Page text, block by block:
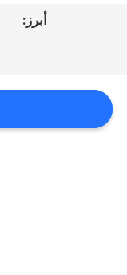
خريطة
أبرز: